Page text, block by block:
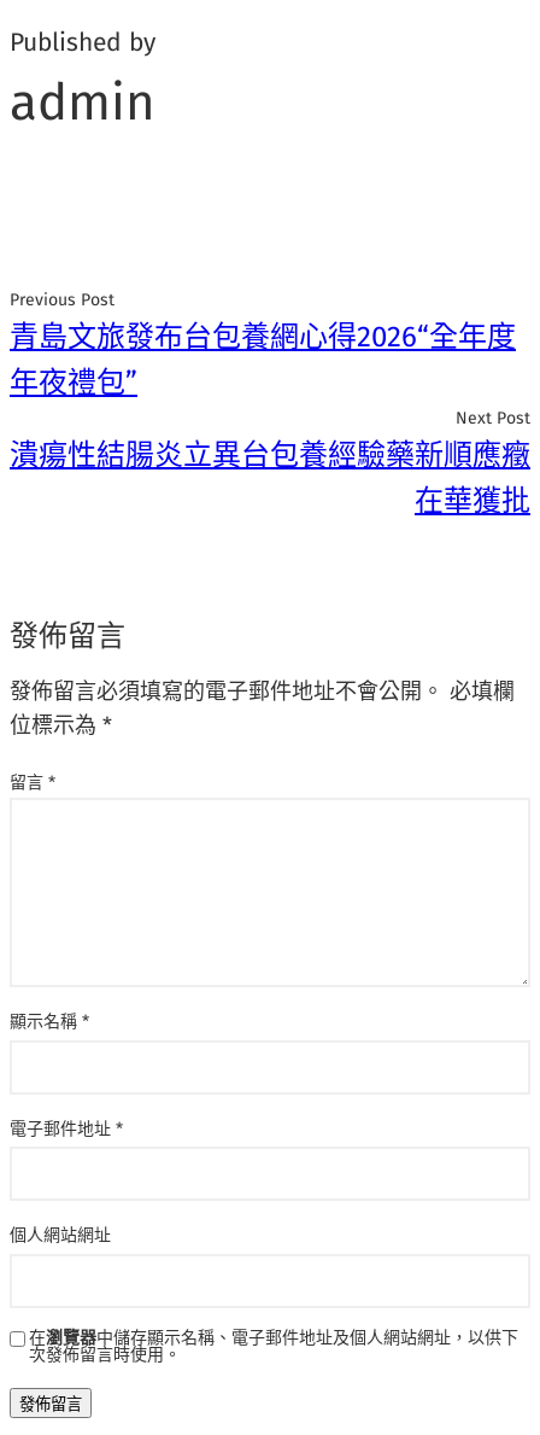
Published by
admin
Previous Post
青島文旅發布台包養網心得2026“全年度
年夜禮包”
Next Post
潰瘍性結腸炎立異台包養經驗藥新順應癥
在華獲批
發佈留言
發佈留言必須填寫的電子郵件地址不會公開。 必填欄
位標示為 *
留言 *
顯示名稱 *
電子郵件地址 *
個人網站網址
在瀏覽器中儲存顯示名稱、電子郵件地址及個人網站網址，以供下
次發佈留言時使用。